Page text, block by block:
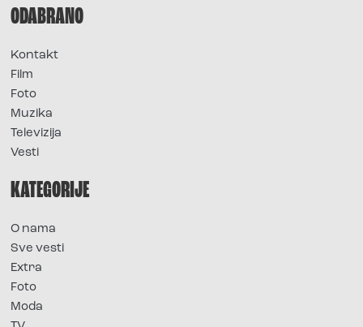
ODABRANO
Kontakt
Film
Foto
Muzika
Televizija
Vesti
KATEGORIJE
O nama
Sve vesti
Extra
Foto
Moda